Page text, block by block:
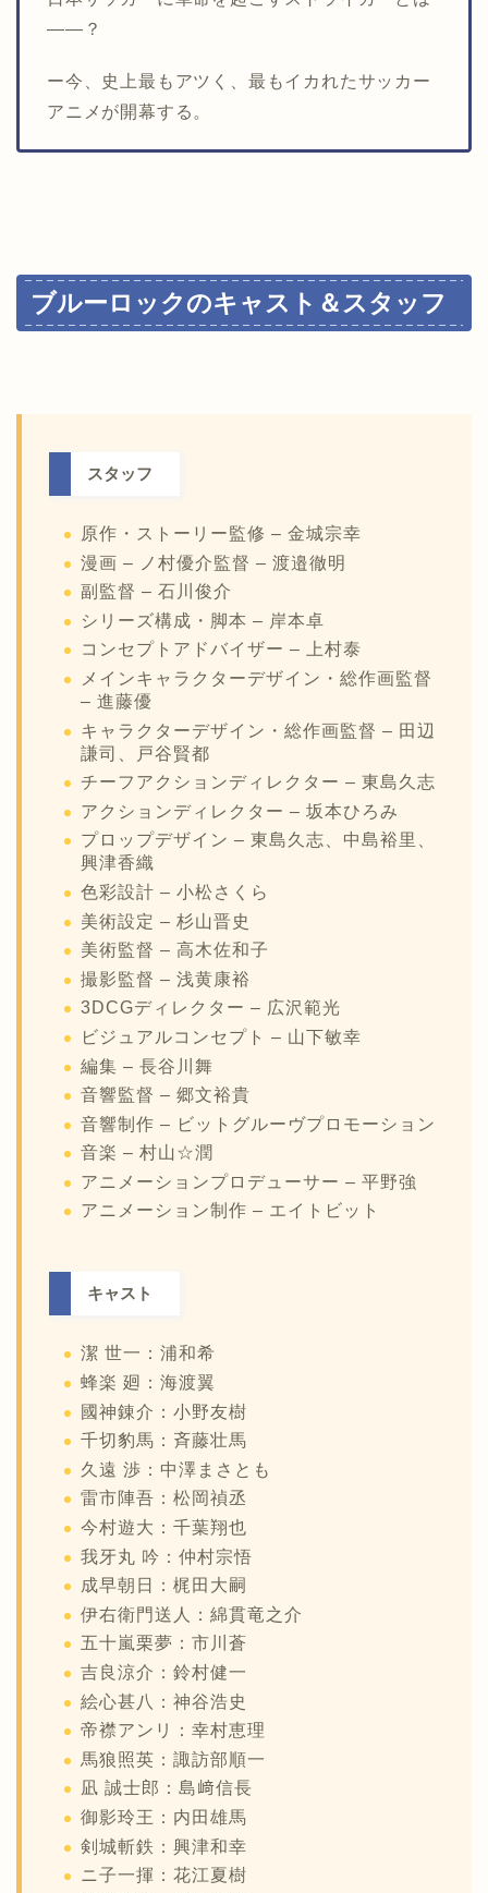
――？
ー今、史上最もアツく、最もイカれたサッカー
アニメが開幕する。
ブルーロックのキャスト＆スタッフ
スタッフ
原作・ストーリー監修 – 金城宗幸
漫画 – ノ村優介監督 – 渡邉徹明
副監督 – 石川俊介
シリーズ構成・脚本 – 岸本卓
コンセプトアドバイザー – 上村泰
メインキャラクターデザイン・総作画監督
– 進藤優
キャラクターデザイン・総作画監督 – 田辺
謙司、戸谷賢都
チーフアクションディレクター – 東島久志
アクションディレクター – 坂本ひろみ
プロップデザイン – 東島久志、中島裕里、
興津香織
色彩設計 – 小松さくら
美術設定 – 杉山晋史
美術監督 – 高木佐和子
撮影監督 – 浅黄康裕
3DCGディレクター – 広沢範光
ビジュアルコンセプト – 山下敏幸
編集 – 長谷川舞
音響監督 – 郷文裕貴
音響制作 – ビットグルーヴプロモーション
音楽 – 村山☆潤
アニメーションプロデューサー – 平野強
アニメーション制作 – エイトビット
キャスト
潔 世一：浦和希
蜂楽 廻：海渡翼
國神錬介：小野友樹
千切豹馬：斉藤壮馬
久遠 渉：中澤まさとも
雷市陣吾：松岡禎丞
今村遊大：千葉翔也
我牙丸 吟：仲村宗悟
成早朝日：梶田大嗣
伊右衛門送人：綿貫竜之介
五十嵐栗夢：市川蒼
吉良涼介：鈴村健一
絵心甚八：神谷浩史
帝襟アンリ：幸村恵理
馬狼照英：諏訪部順一
凪 誠士郎：島﨑信長
御影玲王：内田雄馬
剣城斬鉄：興津和幸
ニ子一揮：花江夏樹